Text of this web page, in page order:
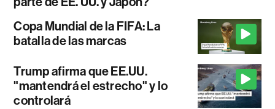
Copa Mundial de la FIFA: La
batalla de las marcas
Trump afirma que EE.UU.
"mantendrá el estrecho" y lo
controlará